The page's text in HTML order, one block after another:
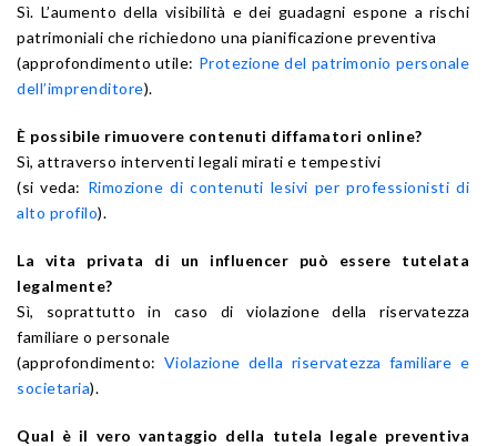
Sì. L’aumento della visibilità e dei guadagni espone a rischi
patrimoniali che richiedono una pianificazione preventiva
(approfondimento utile: Protezione del patrimonio personale
dell’imprenditore).
È possibile rimuovere contenuti diffamatori online?
Sì, attraverso interventi legali mirati e tempestivi
(si veda: Rimozione di contenuti lesivi per professionisti di
alto profilo).
La vita privata di un influencer può essere tutelata
legalmente?
Sì, soprattutto in caso di violazione della riservatezza
familiare o personale
(approfondimento: Violazione della riservatezza familiare e
societaria).
Qual è il vero vantaggio della tutela legale preventiva